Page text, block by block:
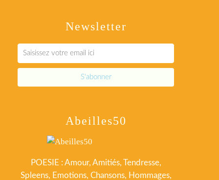
Newsletter
Abeilles50
POESIE : Amour, Amitiés, Tendresse,
Spleens, Emotions, Chansons, Hommages,